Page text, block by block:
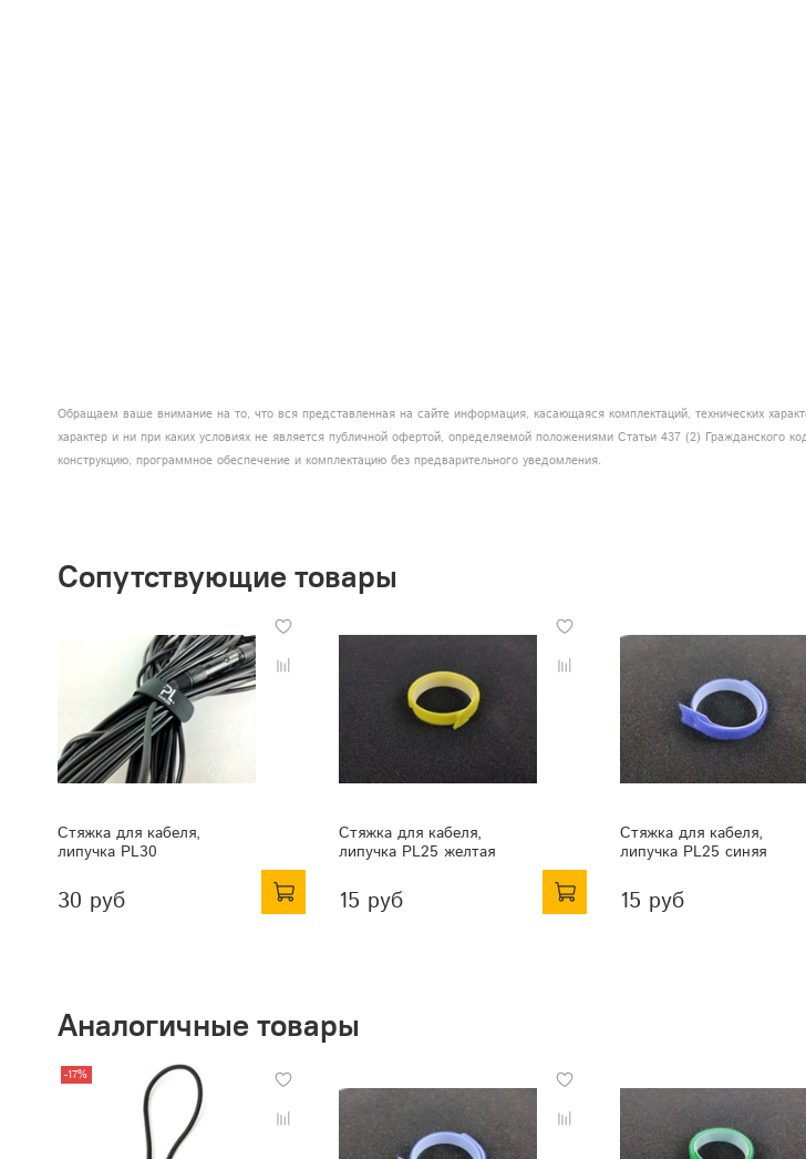
Обращаем ваше внимание на то, что вся представленная на сайте информация, касающаяся комплектаций, технических
характер и ни при каких условиях не является публичной офертой, определяемой положениями Статьи 437 (2) Гражданского
конструкцию, программное обеспечение и комплектацию без предварительного уведомления.
Сопутствующие товары
Стяжка для кабеля,
липучка PL30
30 руб
Стяжка для кабеля,
липучка PL25 желтая
15 руб
Стяжка для кабеля,
липучка PL25 синяя
15 руб
Аналогичные товары
-17%